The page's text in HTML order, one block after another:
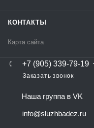
КОНТАКТЫ
Карта сайта
+7 (905) 339-79-19
Заказать звонок
Наша группа в VK
info@sluzhbadez.ru